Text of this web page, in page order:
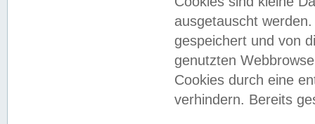
ausgetauscht
gespeichert und von
genutzten
Cookies durch eine
verhindern. Bereits